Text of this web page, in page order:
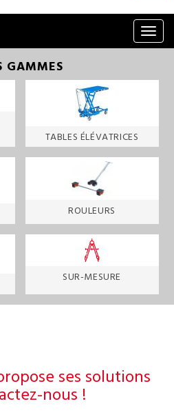
Menu
GAMMES
TABLES ÉLÉVATRICES
ROULEURS
SUR-MESURE
ses solutions
nous !